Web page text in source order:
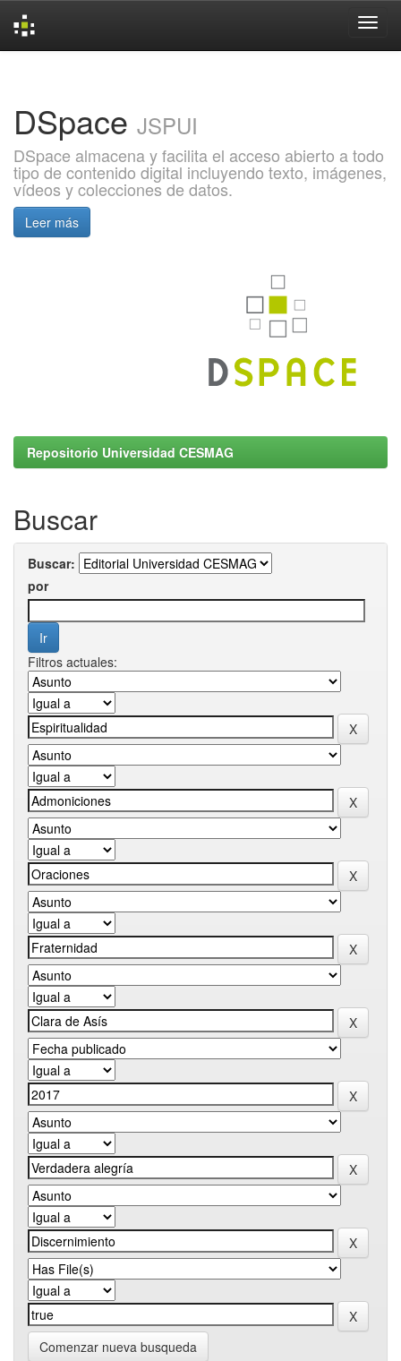
DSpace JSPUI
DSpace almacena y facilita el acceso abierto a todo
tipo de contenido digital incluyendo texto, imágenes,
vídeos y colecciones de datos.
Leer más
Repositorio Universidad CESMAG
Buscar
Buscar:
por
Filtros actuales:
Comenzar nueva busqueda